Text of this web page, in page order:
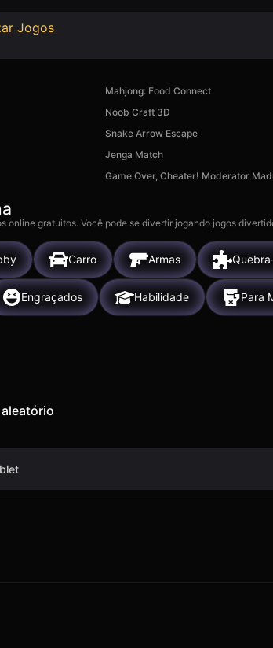
Jogos
Mahjong: Food Connect
Noob Craft 3D
Snake Arrow Escape
Jenga Match
Game Over, Cheater! Moderator
online gratuitos. Você pode se divertir jogando jogos
Carro Armas
Engraçados Habilidade Para